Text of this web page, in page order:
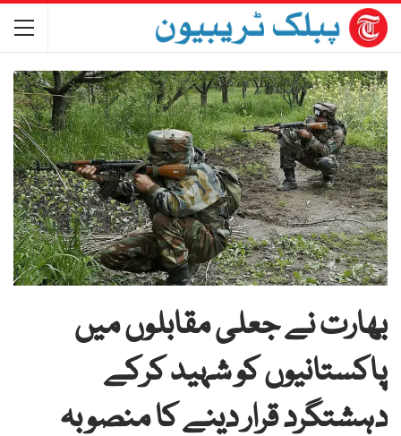
بھارت نے جعلی مقابلوں میں
پاکستانیوں کو شہید کرکے
دہشتگرد قرار دینے کا منصوبہ